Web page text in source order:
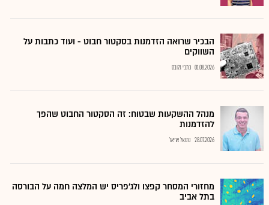
הבכיר שרואה הזדמנות בסקטור חבוט - ועוד כתבות על
השווקים
01.08.2026 כתבי גלובס
מנהל ההשקעות שבטוח: זה הסקטור החבוט שהפך
להזדמנות
28.07.2026 נתנאל אריאל
מחזורי המסחר קפצו ולג'פריס יש המלצה חמה על הבורסה
בתל אביב